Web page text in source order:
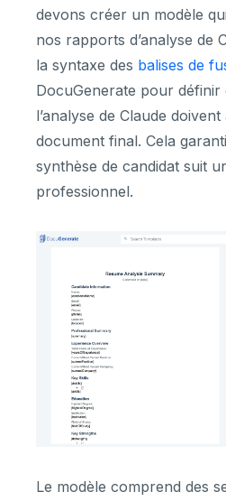
devons créer un modèle
nos rapports d’analyse de
la syntaxe des balises de
DocuGenerate pour définir
l’analyse de Claude
document final. Cela
synthèse de candidat suit
professionnel.
Le modèle comprend des